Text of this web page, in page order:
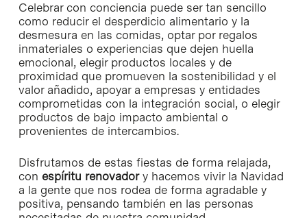
Celebrar con conciencia puede ser tan sencillo
como reducir el desperdicio alimentario y la
desmesura en las comidas, optar por regalos
inmateriales o experiencias que dejen huella
emocional, elegir productos locales y de
proximidad que promueven la sostenibilidad y el
valor añadido, apoyar a empresas y entidades
comprometidas con la integración social, o elegir
productos de bajo impacto ambiental o
provenientes de intercambios.
Disfrutamos de estas fiestas de forma relajada,
con espíritu renovadory hacemos vivir la Navidad
a la gente que nos rodea de forma agradable y
positiva, pensando también en las personas